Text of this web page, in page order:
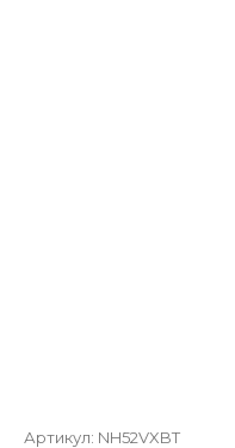
Артикул: NH52VXBT